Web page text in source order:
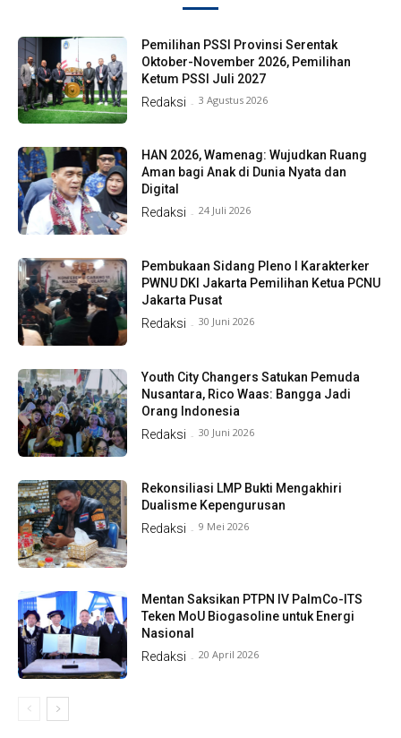
Pemilihan PSSI Provinsi Serentak
Oktober-November 2026, Pemilihan
Ketum PSSI Juli 2027
Redaksi - 3 Agustus 2026
HAN 2026, Wamenag: Wujudkan Ruang
Aman bagi Anak di Dunia Nyata dan
Digital
Redaksi - 24 Juli 2026
Pembukaan Sidang Pleno I Karakterker
PWNU DKI Jakarta Pemilihan Ketua PCNU
Jakarta Pusat
Redaksi - 30 Juni 2026
Youth City Changers Satukan Pemuda
Nusantara, Rico Waas: Bangga Jadi
Orang Indonesia
Redaksi - 30 Juni 2026
Rekonsiliasi LMP Bukti Mengakhiri
Dualisme Kepengurusan
Redaksi - 9 Mei 2026
Mentan Saksikan PTPN IV PalmCo-ITS
Teken MoU Biogasoline untuk Energi
Nasional
Redaksi - 20 April 2026